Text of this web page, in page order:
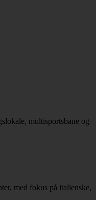
multisportsbane og
med fokus på italienske,